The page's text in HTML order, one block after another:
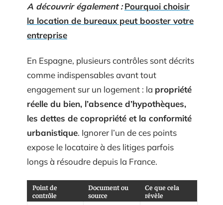
A découvrir également : Pourquoi choisir
la location de bureaux peut booster votre
entreprise
En Espagne, plusieurs contrôles sont décrits
comme indispensables avant tout
engagement sur un logement : la propriété
réelle du bien, l’absence d’hypothèques,
les dettes de copropriété et la conformité
urbanistique. Ignorer l’un de ces points
expose le locataire à des litiges parfois
longs à résoudre depuis la France.
Point de
contrôle
Document ou
source
Ce que cela
révèle